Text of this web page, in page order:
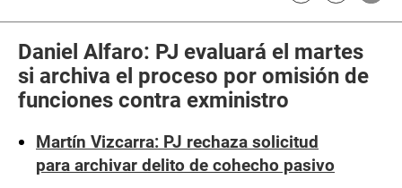
Daniel Alfaro: PJ evaluará el martes
si archiva el proceso por omisión de
funciones contra exministro
Martín Vizcarra: PJ rechaza solicitud
para archivar delito de cohecho pasivo